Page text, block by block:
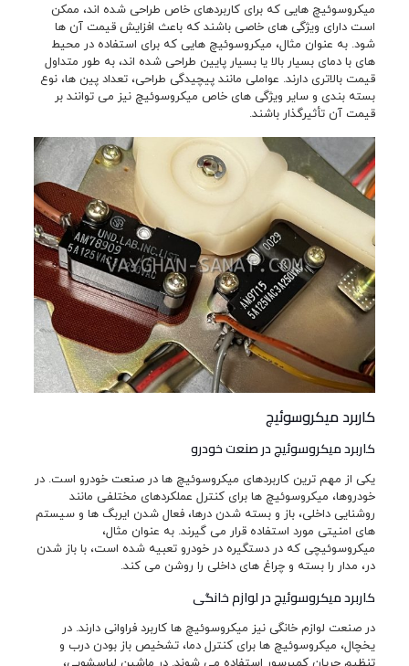
میکروسوئیچ هایی که برای کاربردهای خاص طراحی شده اند، ممکن
است دارای ویژگی های خاصی باشند که باعث افزایش قیمت آن ها
شود. به عنوان مثال، میکروسوئیچ هایی که برای استفاده در محیط
های با دمای بسیار بالا یا بسیار پایین طراحی شده اند، به طور متداول
قیمت بالاتری دارند. عواملی مانند پیچیدگی طراحی، تعداد پین ها، نوع
بسته بندی و سایر ویژگی های خاص میکروسوئیچ نیز می توانند بر
قیمت آن تأثیرگذار باشند.
کاربرد میکروسوئیچ
کاربرد میکروسوئیچ در صنعت خودرو
یکی از مهم ترین کاربردهای میکروسوئیچ ها در صنعت خودرو است. در
خودروها، میکروسوئیچ ها برای کنترل عملکردهای مختلفی مانند
روشنایی داخلی، باز و بسته شدن درها، فعال شدن ایربگ ها و سیستم
های امنیتی مورد استفاده قرار می گیرند. به عنوان مثال،
میکروسوئیچی که در دستگیره در خودرو تعبیه شده است، با باز شدن
در، مدار را بسته و چراغ های داخلی را روشن می کند.
کاربرد میکروسوئیچ در لوازم خانگی
در صنعت لوازم خانگی نیز میکروسوئیچ ها کاربرد فراوانی دارند. در
یخچال، میکروسوئیچ ها برای کنترل دما، تشخیص باز بودن درب و